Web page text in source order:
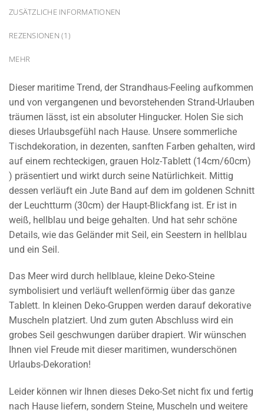
ZUSÄTZLICHE INFORMATIONEN
REZENSIONEN (1)
MEHR
Dieser maritime Trend, der Strandhaus-Feeling aufkommen
und von vergangenen und bevorstehenden Strand-Urlauben
träumen lässt, ist ein absoluter Hingucker. Holen Sie sich
dieses Urlaubsgefühl nach Hause. Unsere sommerliche
Tischdekoration, in dezenten, sanften Farben gehalten, wird
auf einem rechteckigen, grauen Holz-Tablett (14cm/60cm)
) präsentiert und wirkt durch seine Natürlichkeit. Mittig
dessen verläuft ein Jute Band auf dem im goldenen Schnitt
der Leuchtturm (30cm) der Haupt-Blickfang ist. Er ist in
weiß, hellblau und beige gehalten. Und hat sehr schöne
Details, wie das Geländer mit Seil, ein Seestern in hellblau
und ein Seil.
Das Meer wird durch hellblaue, kleine Deko-Steine
symbolisiert und verläuft wellenförmig über das ganze
Tablett. In kleinen Deko-Gruppen werden darauf dekorative
Muscheln platziert. Und zum guten Abschluss wird ein
grobes Seil geschwungen darüber drapiert. Wir wünschen
Ihnen viel Freude mit dieser maritimen, wunderschönen
Urlaubs-Dekoration!
Leider können wir Ihnen dieses Deko-Set nicht fix und fertig
nach Hause liefern, sondern Steine, Muscheln und weitere